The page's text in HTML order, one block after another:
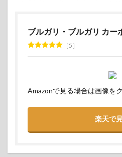
ブルガリ・ブルガリ カー
5
Amazonで見る場合は画像を
楽天で